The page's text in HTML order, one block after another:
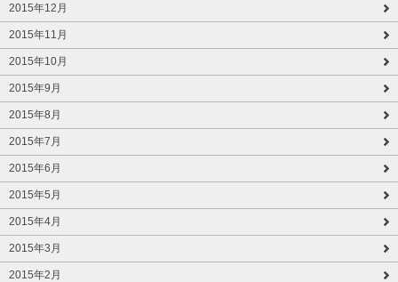
2015年12月
2015年11月
2015年10月
2015年9月
2015年8月
2015年7月
2015年6月
2015年5月
2015年4月
2015年3月
2015年2月